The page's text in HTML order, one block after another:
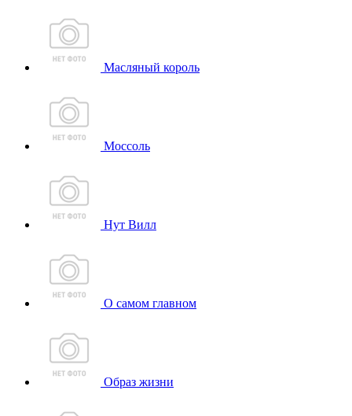
Масляный король
Моссоль
Нут Вилл
О самом главном
Образ жизни